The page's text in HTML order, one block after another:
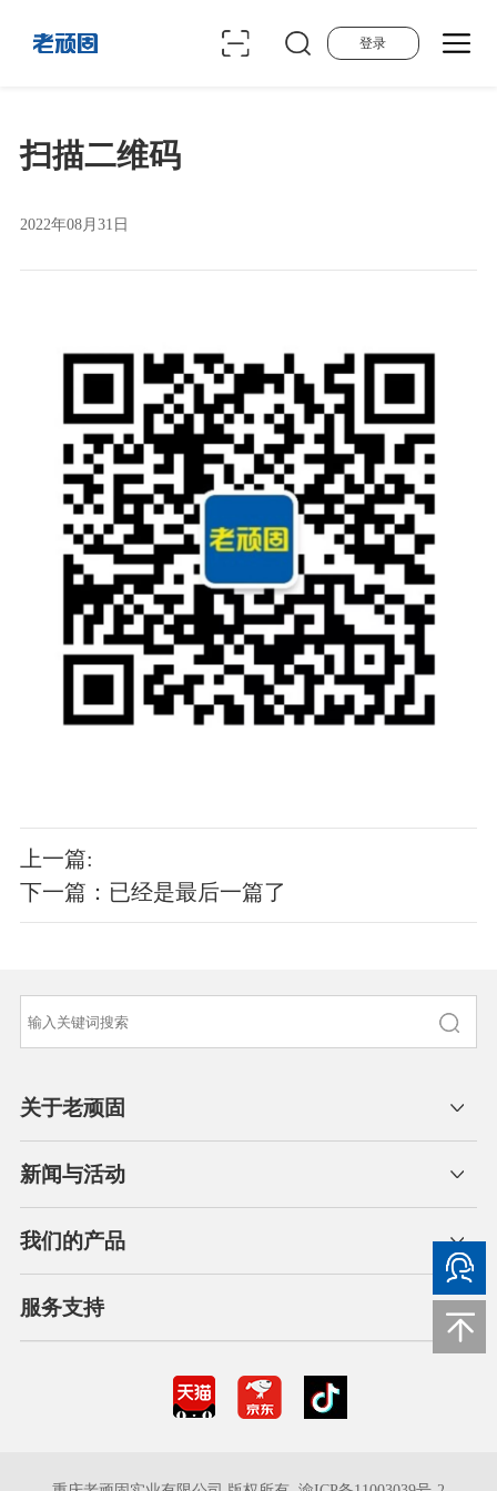
登录
扫描二维码
2022年08月31日
上一篇:
下一篇：已经是最后一篇了
关于老顽固
新闻与活动
我们的产品
服务支持